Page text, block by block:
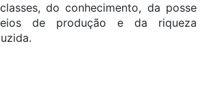
do conhecimento, da posse
de produção e da riqueza